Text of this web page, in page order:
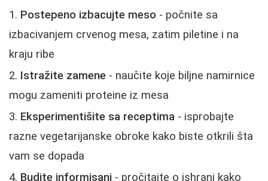
Postepeno izbacujte meso - počnite sa
izbacivanjem crvenog mesa, zatim piletine i na
kraju ribe
Istražite zamene - naučite koje biljne namirnice
mogu zameniti proteine iz mesa
Eksperimentišite sa receptima - isprobajte
razne vegetarijanske obroke kako biste otkrili šta
vam se dopada
Budite informisani - pročitajte o ishrani kako